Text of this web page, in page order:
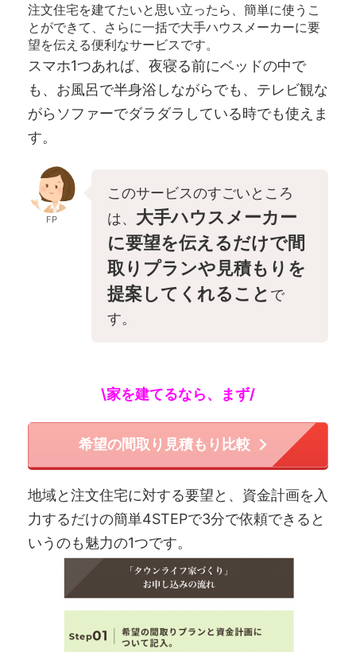
注文住宅を建てたいと思い立ったら、簡単に使うこ
とができて、さらに一括で大手ハウスメーカーに要
望を伝える便利なサービスです。
スマホ1つあれば、夜寝る前にベッドの中で
も、お風呂で半身浴しながらでも、テレビ観な
がらソファーでダラダラしている時でも使えま
す。
FP
このサービスのすごいところ
は、 大手ハウスメーカー
に要望を伝えるだけで間
取りプランや見積もりを
提案してくれること で
す。
\家を建てるなら、まず/
希望の間取り見積もり比較
地域と注文住宅に対する要望と、資金計画を入
力するだけの簡単4STEPで3分で依頼できると
いうのも魅力の1つです。